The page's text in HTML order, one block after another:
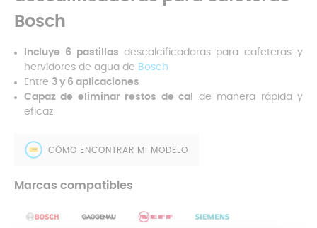
Bosch
Incluye 6 pastillas descalcificadoras para cafeteras y
hervidores de agua de Bosch
Entre 3 y 6 aplicaciones
Capaz de eliminar restos de cal
de manera rápida y
eficaz
CÓMO ENCONTRAR MI MODELO
Marcas compatibles